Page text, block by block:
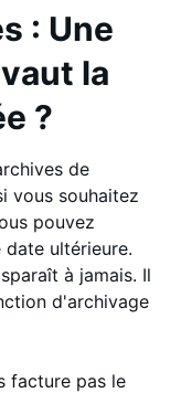
: Une
la
?
de
vous souhaitez
pouvez
ultérieure.
à jamais. Il
d'archivage
facture pas le